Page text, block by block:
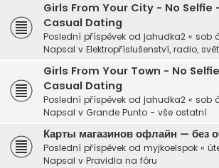
Girls From Your City - No Selfie
Casual Dating
Poslední příspěvek od jahudka2 « sob
Napsal v Elektropříslušenství, radio,
Girls From Your Town - No
Casual Dating
Poslední příspěvek od jahudka2 « sob
Napsal v Grande Punto - vše ostatní
Карты магазинов офлайн — без
Poslední příspěvek od myjkoelspok «
Napsal v Pravidla na fóru